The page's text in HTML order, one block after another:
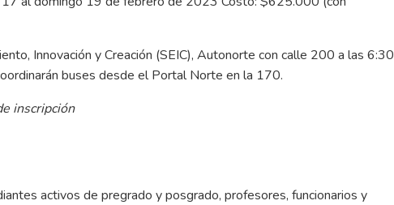
Innovación y Creación (SEIC), Autonorte con calle 200 a las 6:30
buses desde el Portal Norte en la 170.
inscripción
activos de pregrado y posgrado, profesores, funcionarios y